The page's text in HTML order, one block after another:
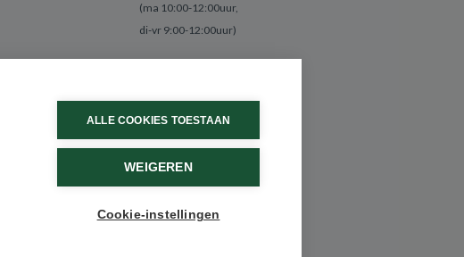
(ma 10:00-12:00uur,
di-vr 9:00-12:00uur)
ALLE COOKIES TOESTAAN
WEIGEREN
Cookie-instellingen